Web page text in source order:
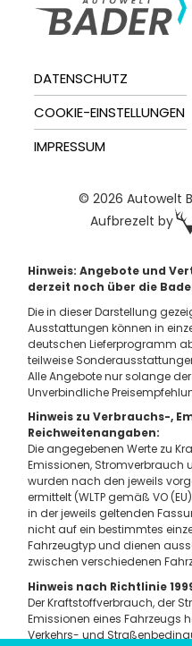
DATENSCHUTZ
COOKIE-EINSTELLUNGEN
IMPRESSUM
© 2026 Autowelt
Aufbrezelt by
Hinweis: Angebote und
derzeit noch über die
Die in dieser Darstellung
Ausstattungen können in
deutschen Lieferprogramm
teilweise
Alle Angebote nur solange der
Unverbindliche
Hinweis zu Verbrauchs-,
Reichweitenangaben:
Die angegebenen Werte zu
Emissionen, Stromverbrauch
wurden nach den jeweils
ermittelt (WLTP gemäß VO
in der jeweils geltenden
nicht auf ein bestimmtes
Fahrzeugtyp und dienen
zwischen verschiedenen
Hinweis nach Richtlinie
Der Kraftstoffverbrauch, der
Emissionen eines Fahrzeugs
Verkehrs- und